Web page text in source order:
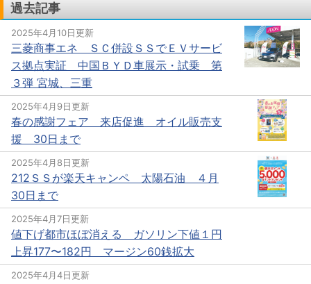
過去記事
2025年4月10日更新
三菱商事エネ ＳＣ併設ＳＳでＥＶサービ
ス拠点実証 中国ＢＹＤ車展示・試乗 第
３弾 宮城、三重
2025年4月9日更新
春の感謝フェア 来店促進 オイル販売支
援 30日まで
2025年4月8日更新
212ＳＳが楽天キャンペ 太陽石油 ４月
30日まで
2025年4月7日更新
値下げ都市ほぼ消える ガソリン下値１円
上昇177〜182円 マージン60銭拡大
2025年4月4日更新